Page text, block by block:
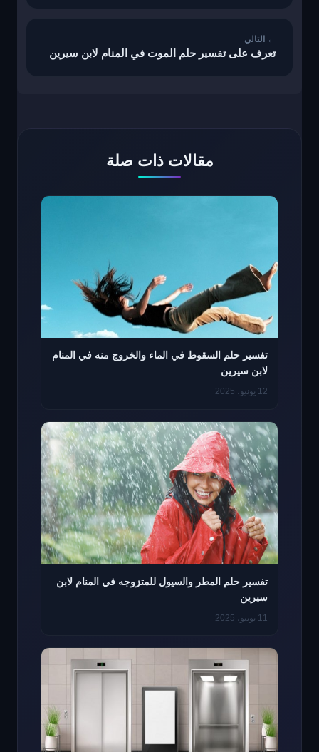
تعرف على تفسير حلم الموت في المنام لابن سيرين
مقالات ذات صلة
تفسير حلم السقوط في الماء والخروج منه في المنام
لابن سيرين
12 يونيو، 2025
تفسير حلم المطر والسيول للمتزوجه في المنام لابن
سيرين
11 يونيو، 2025